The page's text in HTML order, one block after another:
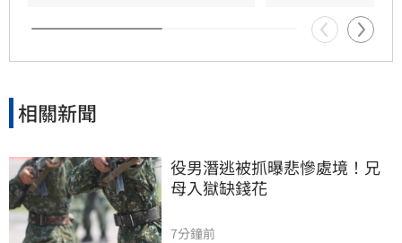
相關新聞
役男潛逃被抓曝悲慘處境！兄
母入獄缺錢花
7分鐘前